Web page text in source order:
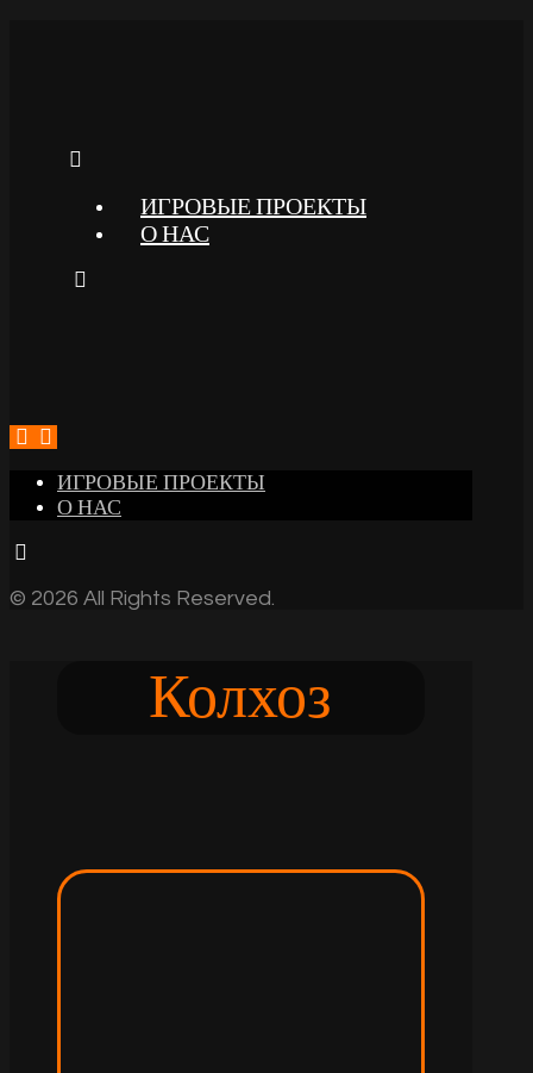
ИГРОВЫЕ ПРОЕКТЫ
О НАС
ИГРОВЫЕ ПРОЕКТЫ
О НАС
© 2026 All Rights Reserved.
Колхоз